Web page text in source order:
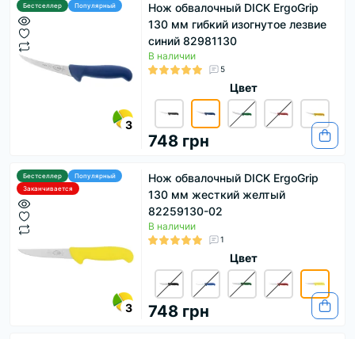
Бестселлер Популярный
3
Нож обвалочный DICK ErgoGrip
130 мм гибкий изогнутое лезвие
синий 82981130
В наличии
5
Цвет
748 грн
Бестселлер
Популярный
Заканчивается
3
Нож обвалочный DICK ErgoGrip
130 мм жесткий желтый
82259130-02
В наличии
1
Цвет
748 грн